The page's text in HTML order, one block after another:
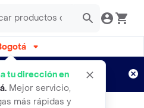
tu dirección en
. Mejor servicio,
más rápidas y
semanas
Aplican TyC